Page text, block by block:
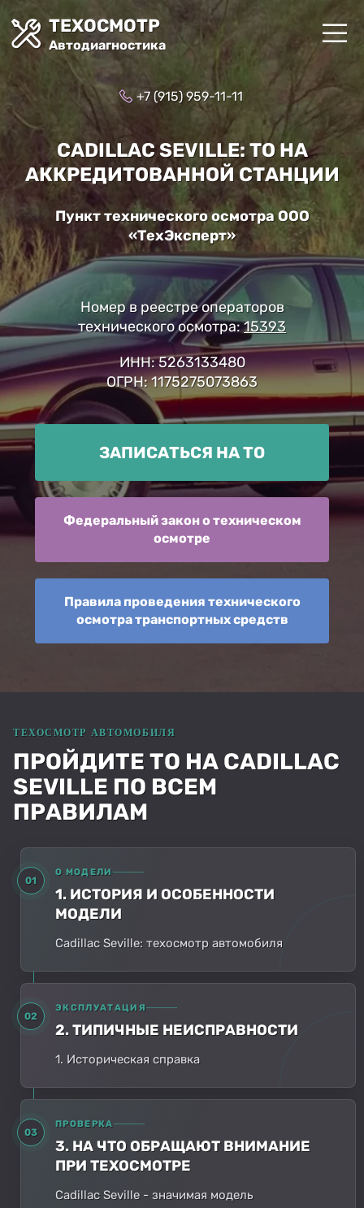
ТЕХОСМОТР
Автодиагностика
+7 (915) 959-11-11
CADILLAC SEVILLE: ТО НА
АККРЕДИТОВАННОЙ СТАНЦИИ
Пункт технического осмотра ООО
«ТехЭксперт»
Номер в реестре операторов
технического осмотра:15393
ИНН: 5263133480
ОГРН: 1175275073863
ЗАПИСАТЬСЯ НА ТО
Федеральный закон о техническом
осмотре
Правила проведения технического
осмотра транспортных средств
ПРОЙДИТЕ ТО НА CADILLAC
SEVILLE ПО ВСЕМ
ПРАВИЛАМ
01
О МОДЕЛИ
1. ИСТОРИЯ И ОСОБЕННОСТИ
МОДЕЛИ
Cadillac Seville: техосмотр автомобиля
02
ЭКСПЛУАТАЦИЯ
2. ТИПИЧНЫЕ НЕИСПРАВНОСТИ
1. Историческая справка
03
ПРОВЕРКА
3. НА ЧТО ОБРАЩАЮТ ВНИМАНИЕ
ПРИ ТЕХОСМОТРЕ
Cadillac Seville - значимая модель